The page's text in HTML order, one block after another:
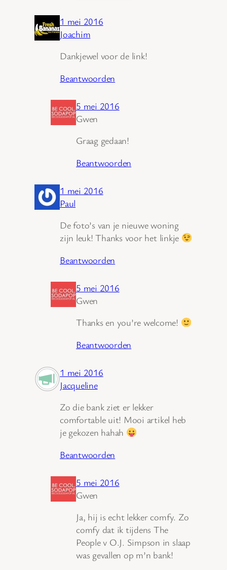
1 mei 2016
Joachim
Dankjewel voor de link!
Beantwoorden
5 mei 2016
Gwen
Graag gedaan!
Beantwoorden
1 mei 2016
Paul
De foto’s van je nieuwe woning
zijn leuk! Thanks voor het linkje
Beantwoorden
5 mei 2016
Gwen
Thanks en you’re welcome!
Beantwoorden
1 mei 2016
Jacqueline
Zo die bank ziet er lekker
comfortable uit! Mooi artikel heb
je gekozen hahah
Beantwoorden
5 mei 2016
Gwen
Ja, hij is echt lekker comfy. Zo
comfy dat ik tijdens The
People v O.J. Simpson in slaap
was gevallen op m’n bank!